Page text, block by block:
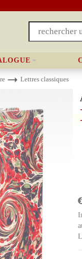
Lettres classiques